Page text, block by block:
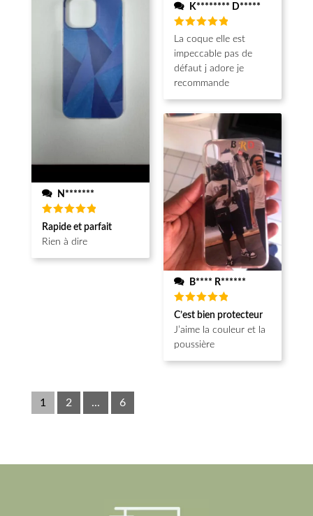
N*******
Note5
sur 5
Rapide et parfait
Rien à dire
K******** D*****
Note5
sur 5
La coque elle est
impeccable pas de
défaut j adore je
recommande
B**** R******
Note5
sur 5
C’est bien protecteur
J’aime la couleur et la
poussière
1 2 ... 6